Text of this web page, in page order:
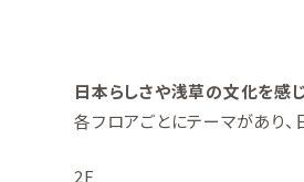
日本らしさや浅草の文化を感
各フロアごとにテーマがあり、
2F